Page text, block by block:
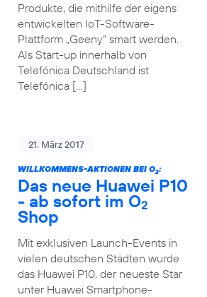
Produkte, die mithilfe der eigens
entwickelten IoT-Software-
Plattform „Geeny“ smart werden.
Als Start-up innerhalb von
Telefónica Deutschland ist
Telefónica […]
21. März 2017
WILLKOMMENS-AKTIONEN BEI O2:
Das neue Huawei P10
- ab sofort im O2
Shop
Mit exklusiven Launch-Events in
vielen deutschen Städten wurde
das Huawei P10, der neueste Star
unter Huawei Smartphone-